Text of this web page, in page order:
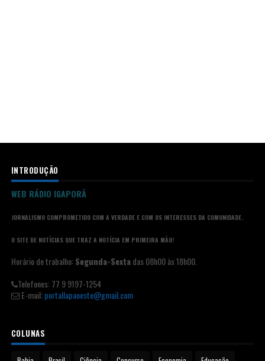
INTRODUÇÃO
WEB RÁDIO IGAPORÃ
JORNALISMO COMPROMETIDO COM A VERDADE E COM OS INTERESSES DA COMUNIDADE.
O SITE DE NOTÍCIAS QUE TRAZ A NOTÍCIA EM PRIMEIRA MÃO!
Horário de trabalho:Segunda-Sexta das 08h00 às 18h00.
Telefones: 77 9 9197-1254
E-mail:portallapaoeste@gmail.com
COLUNAS